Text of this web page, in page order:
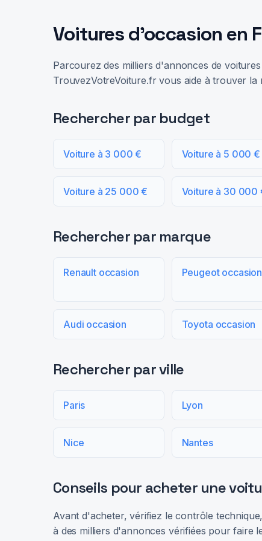
Voitures d'occasion en
Parcourez des milliers d'annonces de
TrouvezVotreVoiture.fr vous aide à trouver
Rechercher par budget
Voiture à 3 000 € Voiture à 5 000 €
Voiture à 25 000 € Voiture à 30 000
Rechercher par marque
Renault occasion Peugeot occasion
Audi occasion Toyota occasion
Rechercher par ville
Paris Lyon
Nice Nantes
Conseils pour acheter une
Avant d'acheter, vérifiez le contrôle
à des milliers d'annonces vérifiées pour faire